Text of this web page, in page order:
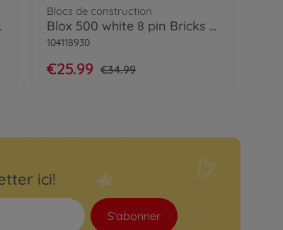
jeu connues
Blocs de construction
Blox 500 white 8 pin Bricks loose
104118930
€25.99 €34.99
ici!
S'abonner